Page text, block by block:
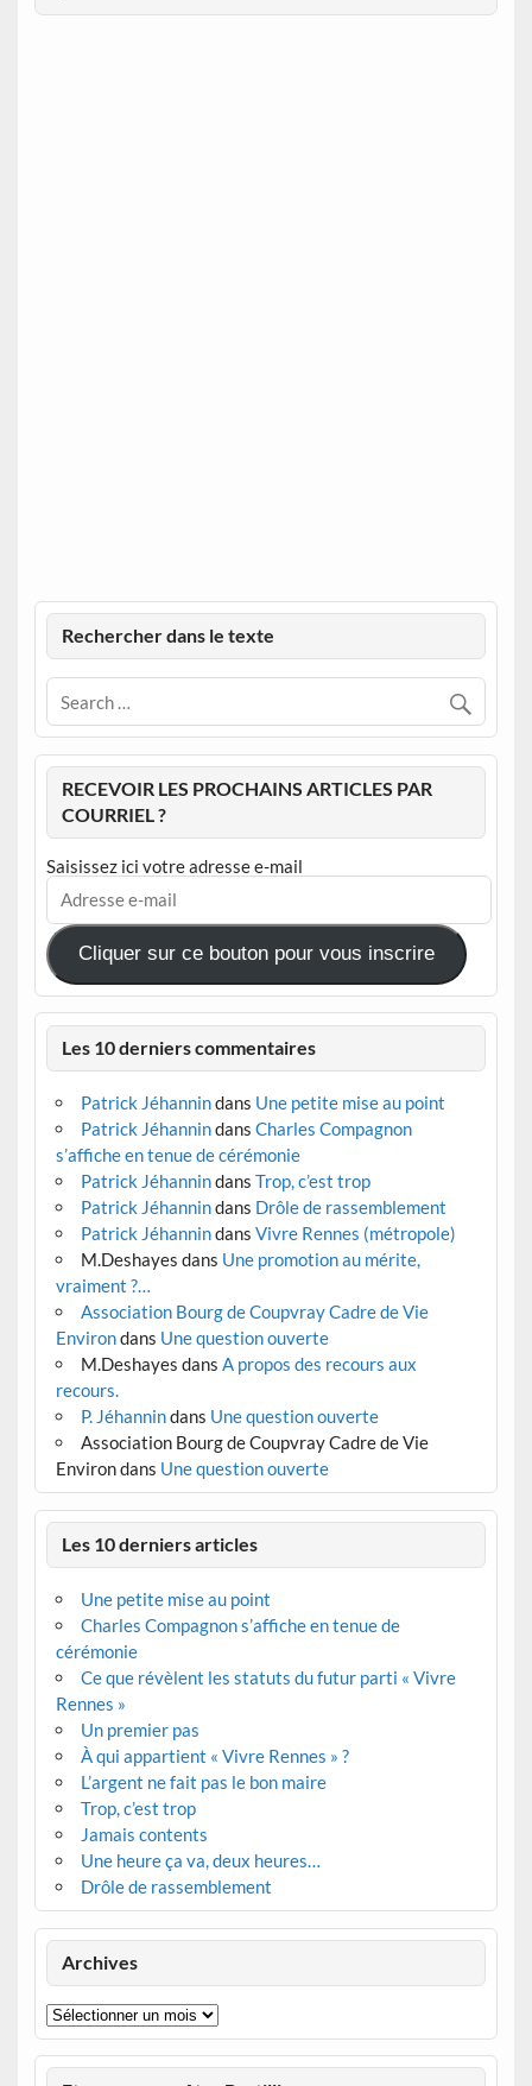
Rechercher dans le texte
RECEVOIR LES PROCHAINS ARTICLES PAR
COURRIEL ?
Saisissez ici votre adresse e-mail
Adresse
mail
Cliquer sur ce bouton pour vous inscrire
Les 10 derniers commentaires
Patrick Jéhannindans Une petite mise au point
Patrick Jéhannindans Charles Compagnon
s’affiche en tenue de cérémonie
Patrick Jéhannindans Trop, c’est trop
Patrick Jéhannindans Drôle de rassemblement
Patrick Jéhannindans Vivre Rennes (métropole)
M.Deshayes dans Une promotion au mérite,
vraiment ?…
Association Bourg de Coupvray Cadre de Vie
Environdans Une question ouverte
M.Deshayes dans A propos des recours aux
recours.
P. Jéhannindans Une question ouverte
Association Bourg de Coupvray Cadre de Vie
Environdans Une question ouverte
Les 10 derniers articles
Une petite mise au point
Charles Compagnon s’affiche en tenue de
cérémonie
Ce que révèlent les statuts du futur parti « Vivre
Rennes »
Un premier pas
À qui appartient « Vivre Rennes » ?
L’argent ne fait pas le bon maire
Trop, c’est trop
Jamais contents
Une heure ça va, deux heures…
Drôle de rassemblement
Archives
Archives